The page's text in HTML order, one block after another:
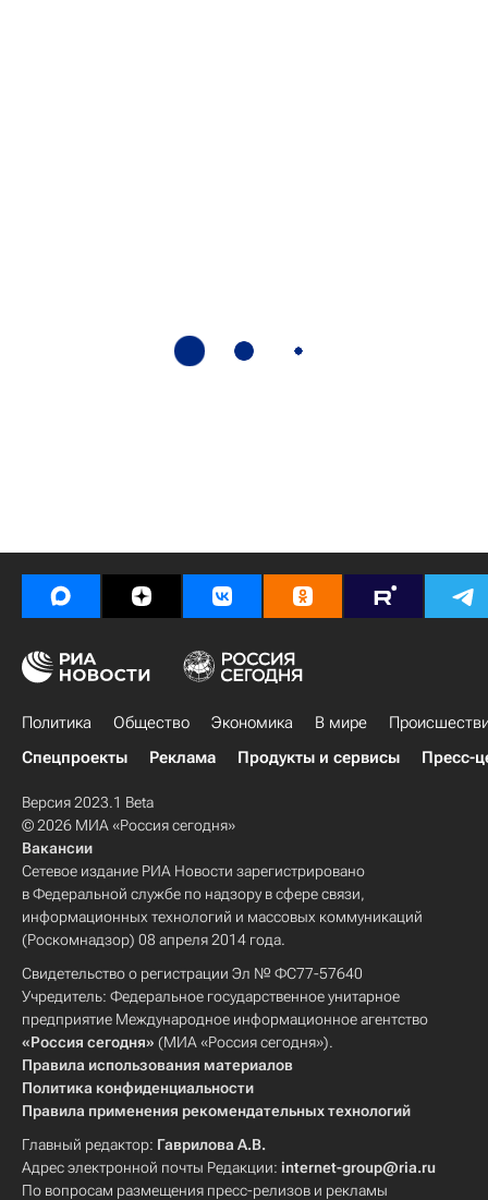
Политика Общество Экономика В мире
Спецпроекты
Реклама Продукты и сервисы Пресс-
Версия 2023.1 Beta
© 2026 МИА «Россия сегодня»
Вакансии
Сетевое издание РИА Новости зарегистрировано
в Федеральной службе по надзору в сфере связи,
информационных технологий и массовых коммуникаций
(Роскомнадзор) 08 апреля 2014 года.
Свидетельство о регистрации Эл № ФС77-57640
Учредитель: Федеральное государственное унитарное
предприятие Международное информационное агентство
«Россия сегодня» (МИА «Россия сегодня»).
Правила использования материалов
Политика конфиденциальности
Правила применения рекомендательных технологий
Главный редактор: Гаврилова А.В.
Адрес электронной почты Редакции: internet-group@ria.ru
По вопросам размещения пресс-релизов и рекламы